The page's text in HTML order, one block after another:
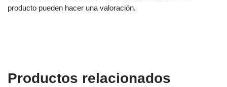
producto pueden hacer una valoración.
Productos relacionados